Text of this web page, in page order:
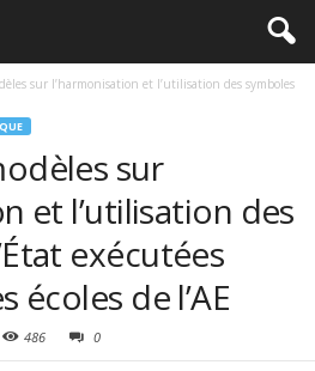
sur l’harmonisation et l’utilisation des symboles
sur
et l’utilisation des
exécutées
écoles de l’AE
486 0